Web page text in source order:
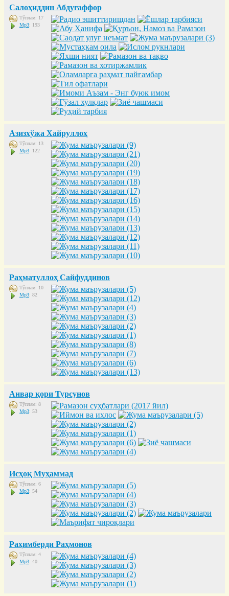
Салоҳиддин Абдуғаффор
Тўплам: 17
Mp3: 193
Азизхўжа Хайруллоҳ
Тўплам: 13
Mp3: 122
Раҳматуллоҳ Сайфуддинов
Тўплам: 10
Mp3: 82
Анвар қори Турсунов
Тўплам: 8
Mp3: 53
Исҳоқ Муҳаммад
Тўплам: 6
Mp3: 54
Раҳимберди Раҳмонов
Тўплам: 4
Mp3: 40